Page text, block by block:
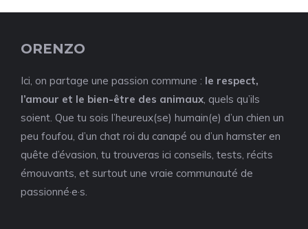
ORENZO
Ici, on partage une passion commune : le respect,
l’amour et le bien-être des animaux, quels qu’ils
soient. Que tu sois l’heureux(se) humain(e) d’un chien un
peu foufou, d’un chat roi du canapé ou d’un hamster en
quête d’évasion, tu trouveras ici conseils, tests, récits
émouvants, et surtout une vraie communauté de
passionné·e·s.